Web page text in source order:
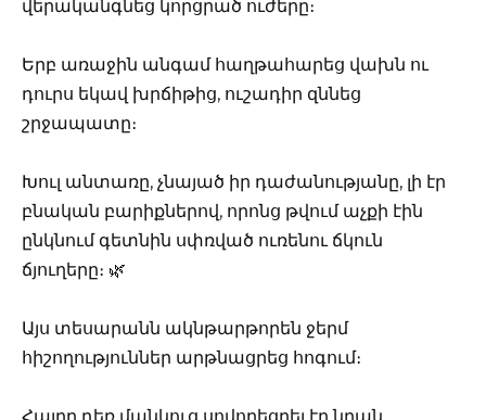
վերականգնեց կորցրած ուժերը։
Երբ առաջին անգամ հաղթահարեց վախն ու
դուրս եկավ խրճիթից, ուշադիր զննեց
շրջապատը։
Խուլ անտառը, չնայած իր դաժանությանը, լի էր
բնական բարիքներով, որոնց թվում աչքի էին
ընկնում գետնին սփռված ուռենու ճկուն
ճյուղերը։ 🌿
Այս տեսարանն ակնթարթորեն ջերմ
հիշողություններ արթնացրեց հոգում։